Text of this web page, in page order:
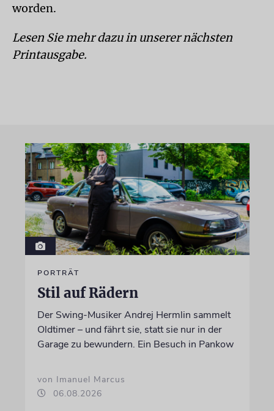
worden.
Lesen Sie mehr dazu in unserer nächsten
Printausgabe.
PORTRÄT
Stil auf Rädern
Der Swing-Musiker Andrej Hermlin sammelt
Oldtimer – und fährt sie, statt sie nur in der
Garage zu bewundern. Ein Besuch in Pankow
von Imanuel Marcus
06.08.2026